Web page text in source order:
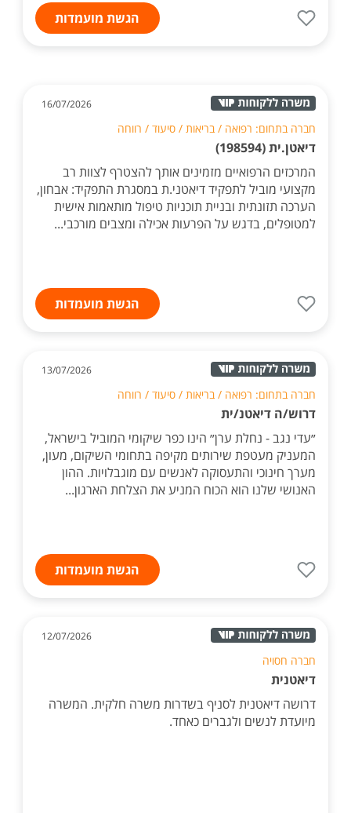
הגשת מועמדות
16/07/2026
חברה בתחום: רפואה / בריאות / סיעוד / רווחה
דיאטן.ית (198594)
המרכזים הרפואיים מזמינים אותך להצטרף לצוות רב
מקצועי מוביל לתפקיד דיאטני.ת במסגרת התפקיד: אבחון,
הערכה תזונתית ובניית תוכניות טיפול מותאמות אישית
למטופלים, בדגש על הפרעות אכילה ומצבים מורכבי...
הגשת מועמדות
13/07/2026
חברה בתחום: רפואה / בריאות / סיעוד / רווחה
דרוש/ה דיאטנ/ית
״עדי נגב - נחלת ערן״ הינו כפר שיקומי המוביל בישראל,
המעניק מעטפת שירותים מקיפה בתחומי השיקום, מעון,
מערך חינוכי והתעסוקה לאנשים עם מוגבלויות. ההון
האנושי שלנו הוא הכוח המניע את הצלחת הארגון...
הגשת מועמדות
12/07/2026
חברה חסויה
דיאטנית
דרושה דיאטנית לסניף בשדרות משרה חלקית. המשרה
מיועדת לנשים ולגברים כאחד.